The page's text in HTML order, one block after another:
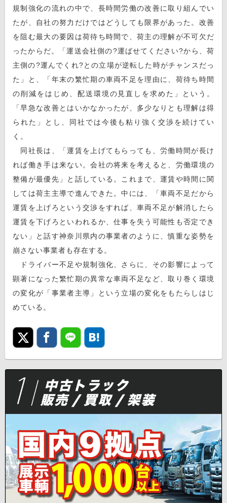
規制強化の流れの中で、長時間労働の改善に取り組んでい
たが、自社の努力だけではどうしても限界があった。改善
を阻む最大の要因は荷待ち時間で、荷主の理解が不可欠だ
ったからだ。「運送会社側の?運ばせてください?から、荷
主側の?運んでくれ?との立場が逆転した時がチャンスだっ
た」と、「年末の繁忙期の車両不足を理由に、荷待ち時間
の削減をはじめ、配送環境の見直しを求めた」という。
「早急な改善とはいかなかったが、多少なりとも理解は得
られた」とし、同社では今後も粘り強く交渉を続けてい
く。
同社長は、「運賃を上げてもらっても、労働時間が長け
れば働き手は来ない。会社の将来を考えると、労働環境の
整備が最優先」と話している。これまで、運賃や時間に関
しては荷主主導で進んできた。中には、「車両不足だから
運賃を上げろという交渉をすれば、車両不足が解消したら
運賃を下げろといわれるか、仕事を失う可能性も否定でき
ない」と話す神奈川県内の事業者のように、慎重な姿勢を
崩さない事業者も存在する。
ドライバー不足や規制強化、さらに、その影響によって
顕著になった繁忙期の異常な車両不足など、取り巻く環境
の変化が「事業者主導」という立場の変化をもたらしはじ
めている。